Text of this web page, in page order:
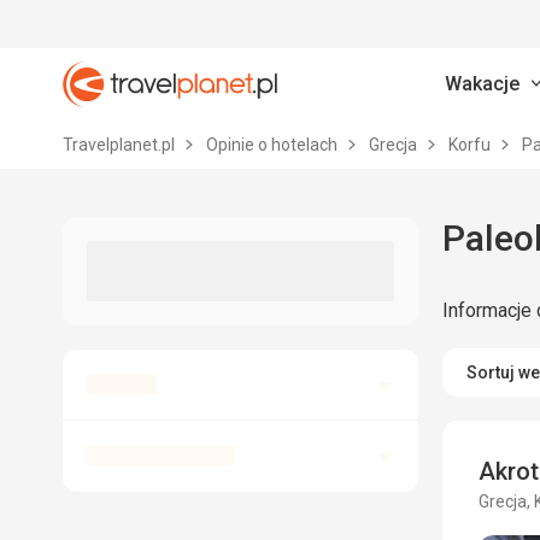
Travelplanet.pl
Wakacje
Travelplanet.pl Opinie o hotelach Grecja Korfu
Sortuj
Grecja,